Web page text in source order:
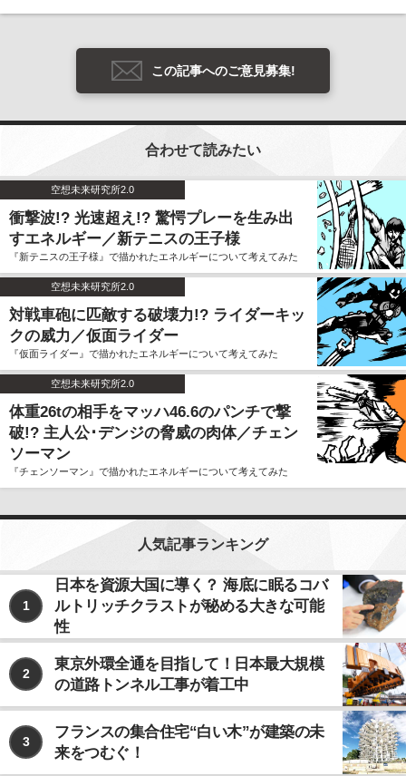
この記事へのご意見募集!
合わせて読みたい
空想未来研究所2.0
衝撃波!? 光速超え!? 驚愕プレーを生み出
すエネルギー／新テニスの王子様
『新テニスの王子様』で描かれたエネルギーについて考えてみた
空想未来研究所2.0
対戦車砲に匹敵する破壊力!? ライダーキッ
クの威力／仮面ライダー
『仮面ライダー』で描かれたエネルギーについて考えてみた
空想未来研究所2.0
体重26tの相手をマッハ46.6のパンチで撃
破!? 主人公･デンジの脅威の肉体／チェン
ソーマン
『チェンソーマン』で描かれたエネルギーについて考えてみた
人気記事ランキング
1
日本を資源大国に導く？ 海底に眠るコバ
ルトリッチクラストが秘める大きな可能
性
2
東京外環全通を目指して！日本最大規模
の道路トンネル工事が着工中
3
フランスの集合住宅“白い木”が建築の未
来をつむぐ！